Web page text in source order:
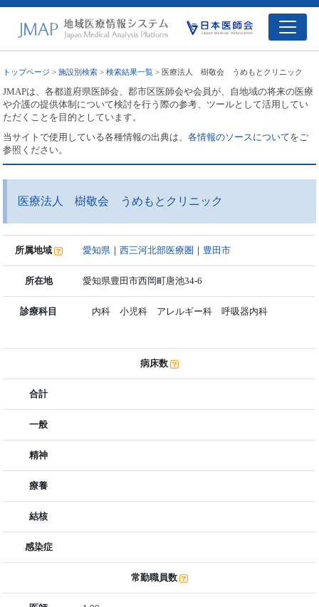
トップページ >施設別検索 >検索結果一覧 > 医療法人 樹敬会 うめもとクリニック
JMAPは、各都道府県医師会、郡市区医師会や会員が、自地域の将来の医療
や介護の提供体制について検討を行う際の参考、ツールとして活用してい
ただくことを目的としています。
当サイトで使用している各種情報の出典は、各情報のソースについてをご
参照ください。
医療法人 樹敬会 うめもとクリニック
所属地域 愛知県 ｜西三河北部医療圏 ｜ 豊田市
所在地 愛知県豊田市西岡町唐池34-6
診療科目 内科 小児科 アレルギー科 呼吸器内科
病床数
合計
一般
精神
療養
結核
感染症
常勤職員数